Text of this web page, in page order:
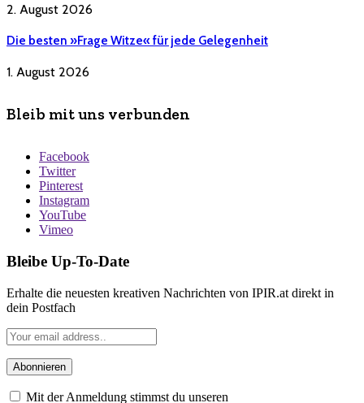
2. August 2026
Die besten »Frage Witze« für jede Gelegenheit
1. August 2026
Bleib mit uns verbunden
Facebook
Twitter
Pinterest
Instagram
YouTube
Vimeo
Bleibe Up-To-Date
Erhalte die neuesten kreativen Nachrichten von IPIR.at direkt in
dein Postfach
Mit der Anmeldung stimmst du unseren